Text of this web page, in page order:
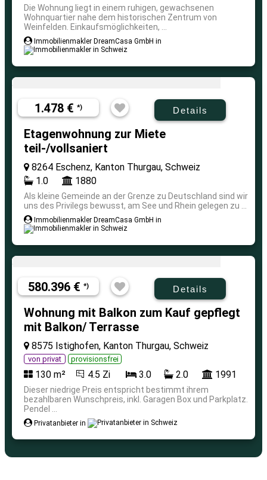
Die Wohnung liegt in einem ruhigen, gewachsenen
Wohnquartier nahe dem historischen Zentrum von
Weinfelden. Einkaufsmöglichkeiten, ...
Immobilienmakler DreamCasa GmbH in
1.478 € *) Details
Etagenwohnung zur Miete
teil-/vollsaniert
8264 Eschenz, Kanton Thurgau, Schweiz
1.0
1880
Als kleine Gemeinde an der Grenze zu Deutschland sind wir
uns des Privilegs bewusst, am See und Rhein gelegen zu ...
Immobilienmakler DreamCasa GmbH in
580.396 € *) Details
Wohnung mit Balkon zum Kauf gepflegt
mit Balkon/ Terrasse
8575 Istighofen, Kanton Thurgau, Schweiz
von privat provisionsfrei
130 m² 4.5 Zi 3.0 2.0 1991
Dieser niedrige Preis entspricht bestimmt ihrem
bezahlbaren Wunschpreis, inkl. Garagen Box und Parkplatz.
Pendel ...
Privatanbieter in